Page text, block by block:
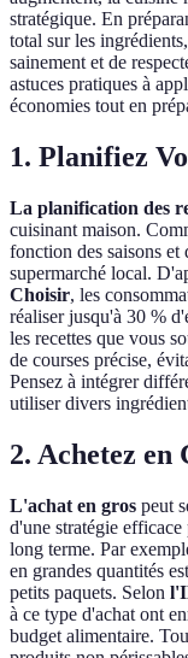
stratégique. En
total sur les
sainement et de
astuces pratiques à
économies tout en
1. Planifiez
La planification des
cuisinant maison.
fonction des saisons
supermarché local.
Choisir, les
réaliser jusqu'à 30 %
les recettes que vous
de courses précise,
Pensez à intégrer
utiliser divers
2. Achetez en
L'achat en gros peut
d'une stratégie
long terme. Par
en grandes quantités
petits paquets. Selon
à ce type d'achat ont
budget alimentaire.